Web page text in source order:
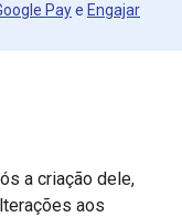
Paye Engajar
a criação dele,
aos